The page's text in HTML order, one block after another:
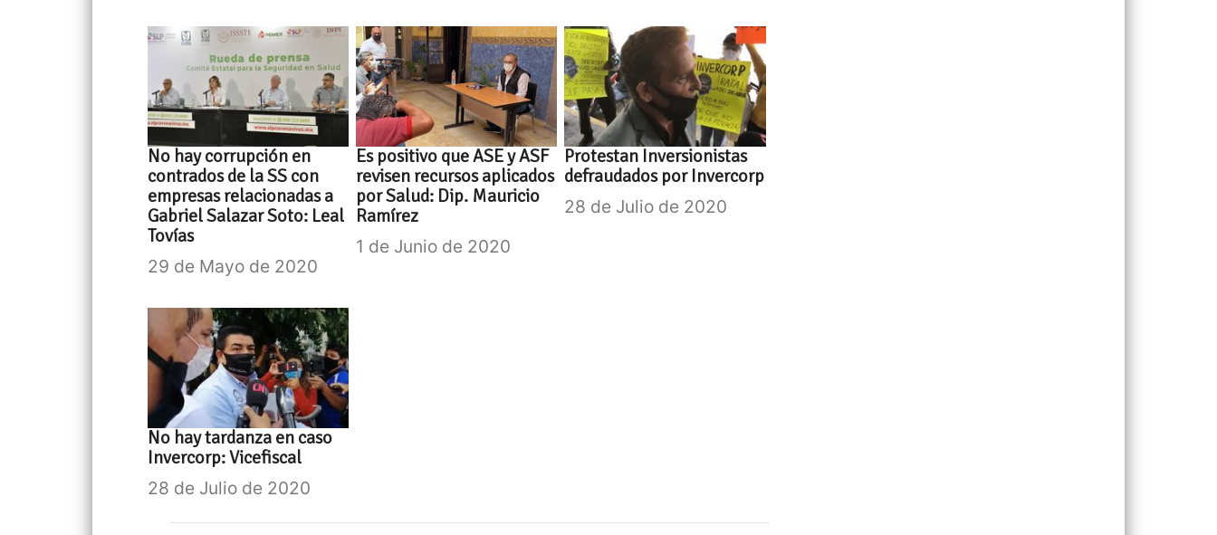
No hay corrupción en
contrados de la SS con
empresas relacionadas a
Gabriel Salazar Soto: Leal
Tovías
29 de Mayo de 2020
Es positivo que ASE y ASF
revisen recursos aplicados
por Salud: Dip. Mauricio
Ramírez
1 de Junio de 2020
Protestan Inversionistas
defraudados por Invercorp
28 de Julio de 2020
No hay tardanza en caso
Invercorp: Vicefiscal
28 de Julio de 2020